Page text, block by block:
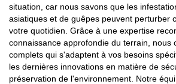
situation, car nous savons que les
asiatiques et de guêpes peuvent perturber
votre quotidien. Grâce à une expertise
connaissance approfondie du terrain, nous
complets qui s'adaptent à vos besoins
les dernières innovations en matière de
préservation de l'environnement. Notre